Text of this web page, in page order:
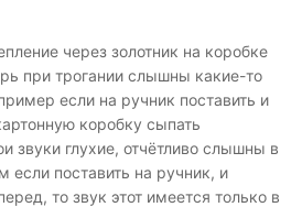
через золотник на коробке
при трогании слышны какие-то
если на ручник поставить и
коробку сыпать
звуки глухие, отчётливо слышны в
если поставить на ручник, и
то звук этот имеется только в